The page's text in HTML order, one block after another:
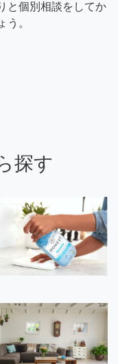
と個別相談をしてか
う。
探す